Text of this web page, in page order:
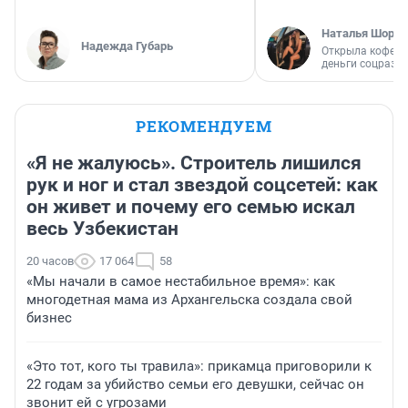
Надежда Губарь
Наталья
Открыла
деньги
РЕКОМЕНДУЕМ
«Я не жалуюсь». Строитель лишился
рук и ног и стал звездой соцсетей: как
он живет и почему его семью искал
весь Узбекистан
20 часов 17 064 58
«Мы начали в самое нестабильное время»: как
многодетная мама из Архангельска создала свой
бизнес
«Это тот, кого ты травила»: прикамца приговорили к
22 годам за убийство семьи его девушки, сейчас он
звонит ей с угрозами